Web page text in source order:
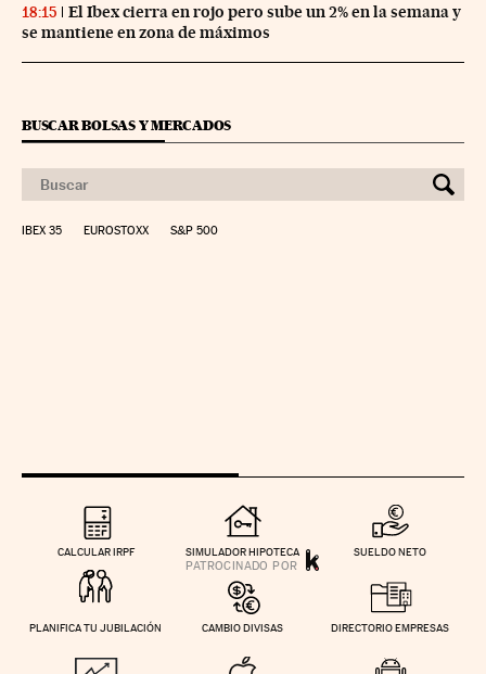
18:15
El Ibex cierra en rojo pero sube un 2% en la semana y
se mantiene en zona de máximos
BUSCAR BOLSAS Y MERCADOS
IBEX 35 EUROSTOXX S&P 500
CALCULAR IRPF SIMULADOR HIPOTECA SUELDO NETO
PLANIFICA TU JUBILACIÓN CAMBIO DIVISAS DIRECTORIO EMPRESAS